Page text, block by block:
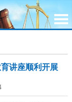
讲座顺利开展